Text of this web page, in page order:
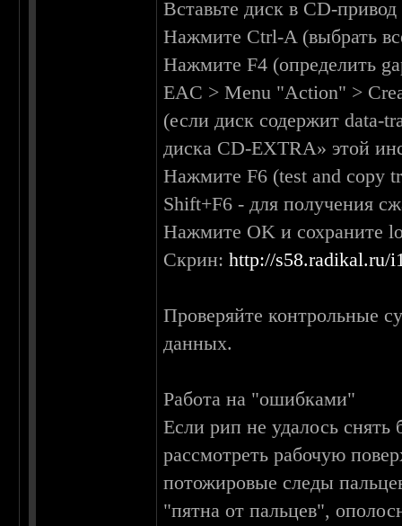
Вставьте диск в CD-привод
Нажмите Ctrl-A (выбрать
Нажмите F4 (определить
EAC > Menu "Action" >
(если диск содержит data-
диска CD-EXTRA» этой
Нажмите F6 (test and copy
Shift+F6 - для получения
Нажмите OK и сохраните
Скрин:http://s58.radikal.ru/
Проверяйте контрольные
данных.
Работа на "ошибками"
Если рип не удалось снять
рассмотреть рабочую
потожировые следы
"пятна от пальцев",